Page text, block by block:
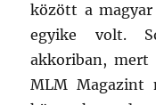
között a
egyike volt.
akkoriban, mert
MLM Magazint